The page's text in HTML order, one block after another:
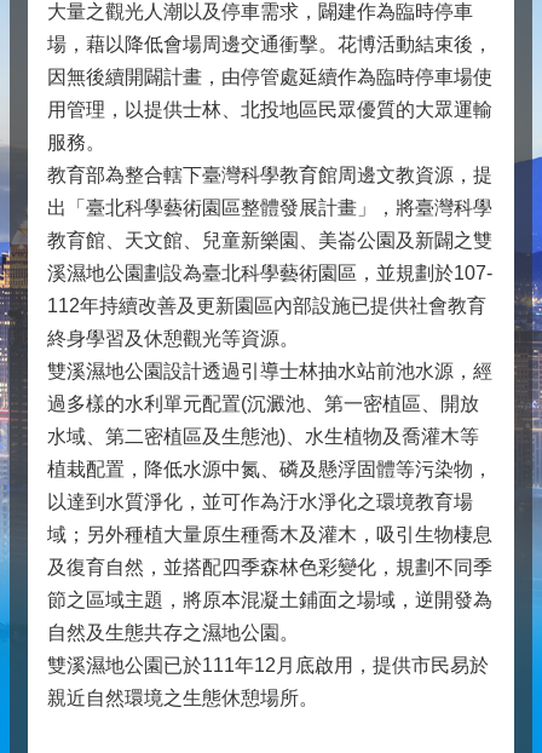
大量之觀光人潮以及停車需求，闢建作為臨時停車
場，藉以降低會場周邊交通衝擊。花博活動結束後，
因無後續開闢計畫，由停管處延續作為臨時停車場使
用管理，以提供士林、北投地區民眾優質的大眾運輸
服務。
教育部為整合轄下臺灣科學教育館周邊文教資源，提
出「臺北科學藝術園區整體發展計畫」，將臺灣科學
教育館、天文館、兒童新樂園、美崙公園及新闢之雙
溪濕地公園劃設為臺北科學藝術園區，並規劃於107-
112年持續改善及更新園區內部設施已提供社會教育
終身學習及休憩觀光等資源。
雙溪濕地公園設計透過引導士林抽水站前池水源，經
過多樣的水利單元配置(沉澱池、第一密植區、開放
水域、第二密植區及生態池)、水生植物及喬灌木等
植栽配置，降低水源中氮、磷及懸浮固體等污染物，
以達到水質淨化，並可作為汙水淨化之環境教育場
域；另外種植大量原生種喬木及灌木，吸引生物棲息
及復育自然，並搭配四季森林色彩變化，規劃不同季
節之區域主題，將原本混凝土鋪面之場域，逆開發為
自然及生態共存之濕地公園。
雙溪濕地公園已於111年12月底啟用，提供市民易於
親近自然環境之生態休憩場所。